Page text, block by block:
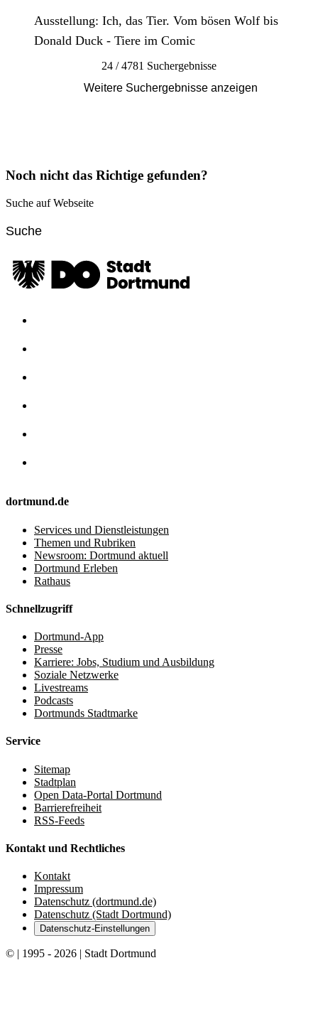
Ausstellung: Ich, das Tier. Vom bösen Wolf bis
Donald Duck - Tiere im Comic
24 / 4781 Suchergebnisse
Weitere Suchergebnisse anzeigen
Noch nicht das Richtige gefunden?
Suche auf Webseite
dortmund.de
Services und Dienstleistungen
Themen und Rubriken
Newsroom: Dortmund aktuell
Dortmund Erleben
Rathaus
Schnellzugriff
Dortmund-App
Presse
Karriere: Jobs, Studium und Ausbildung
Soziale Netzwerke
Livestreams
Podcasts
Dortmunds Stadtmarke
Service
Sitemap
Stadtplan
Open Data-Portal Dortmund
Barrierefreiheit
RSS-Feeds
Kontakt und Rechtliches
Kontakt
Impressum
Datenschutz (dortmund.de)
Datenschutz (Stadt Dortmund)
Datenschutz-Einstellungen
© | 1995 - 2026 | Stadt Dortmund